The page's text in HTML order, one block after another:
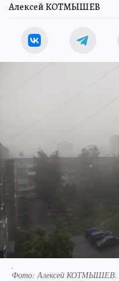
Алексей КОТМЫШЕВ
.
Фото:Алексей КОТМЫШЕВ.